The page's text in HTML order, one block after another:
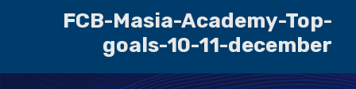
FCB-Masia-Academy-Top-
goals-10-11-december